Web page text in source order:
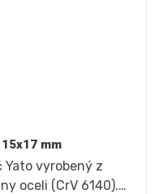
mm
vyrobený z
oceli (CrV 6140).…